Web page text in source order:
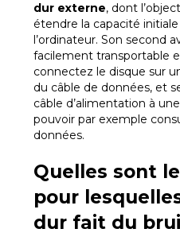
dur externe, dont
étendre la capacité
l’ordinateur. Son second
facilement transportable
connectez le disque sur
du câble de données, et
câble d’alimentation à
pouvoir par exemple
données.
Quelles sont
pour
dur fait du